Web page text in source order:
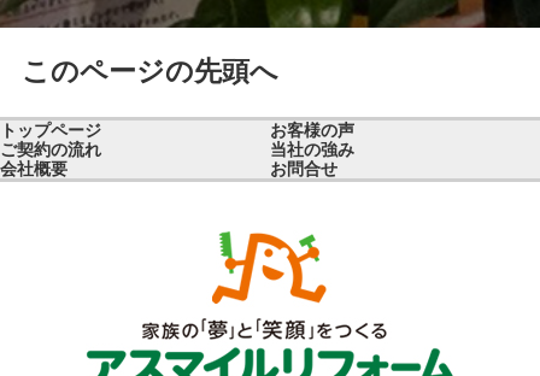
このページの先頭へ
トップページ
お客様の声
ご契約の流れ
当社の強み
会社概要
お問合せ